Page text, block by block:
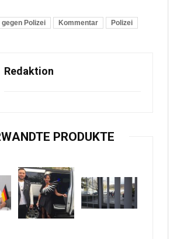
gegen Polizei Kommentar
Polizei
Redaktion
PRODUKTE